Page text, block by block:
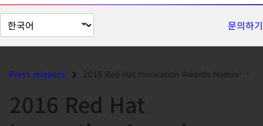
페
이
문의하기
Press releases 2016 Red Hat Innovation Awards Nominations Now Open...
2016 Red Hat